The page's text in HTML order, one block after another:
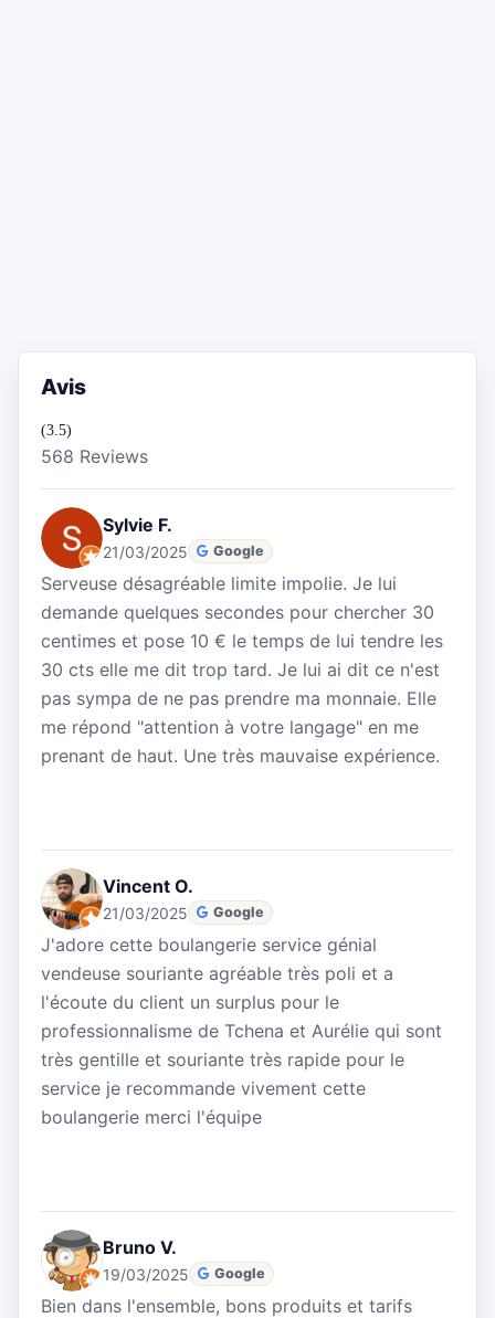
Avis
(3.5)
568 Reviews
Sylvie F.
21/03/2025 Google
Serveuse désagréable limite impolie. Je lui
demande quelques secondes pour chercher 30
centimes et pose 10 € le temps de lui tendre les
30 cts elle me dit trop tard. Je lui ai dit ce n'est
pas sympa de ne pas prendre ma monnaie. Elle
me répond "attention à votre langage" en me
prenant de haut. Une très mauvaise expérience.
Vincent O.
21/03/2025 Google
J'adore cette boulangerie service génial
vendeuse souriante agréable très poli et a
l'écoute du client un surplus pour le
professionnalisme de Tchena et Aurélie qui sont
très gentille et souriante très rapide pour le
service je recommande vivement cette
boulangerie merci l'équipe
Bruno V.
19/03/2025 Google
Bien dans l'ensemble, bons produits et tarifs